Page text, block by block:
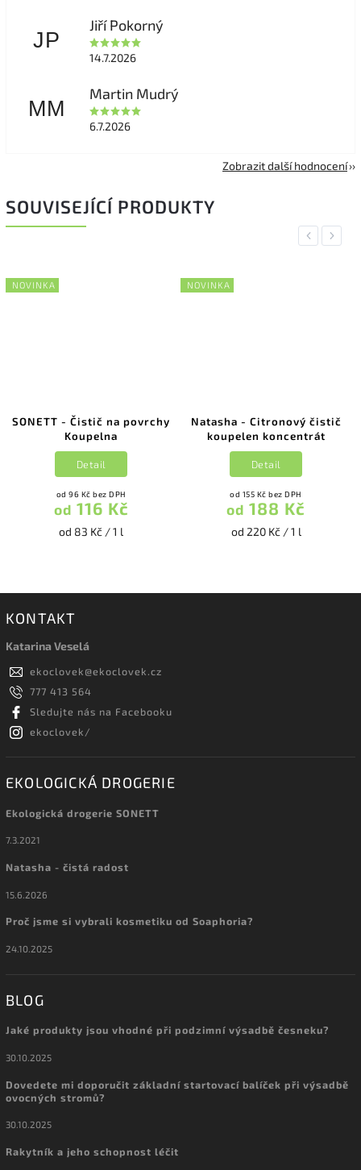
JP
Jiří Pokorný
14.7.2026
MM
Martin Mudrý
6.7.2026
Zobrazit další hodnocení
SOUVISEJÍCÍ PRODUKTY
Previous
NOVINKA
SONETT - Čistič na povrchy
Koupelna
od 96 Kč bez DPH
od 116 Kč
od 83 Kč / 1 l
Detail
NOVINKA
Natasha - Citronový čistič
koupelen koncentrát
od 155 Kč bez DPH
od 188 Kč
od 220 Kč / 1 l
Detail
Next
KONTAKT
Katarina Veselá
ekoclovek@ekoclovek.cz
777 413 564
Sledujte nás na Facebooku
ekoclovek/
EKOLOGICKÁ DROGERIE
Ekologická drogerie SONETT
7.3.2021
Natasha - čistá radost
15.6.2026
Proč jsme si vybrali kosmetiku od Soaphoria?
24.10.2025
BLOG
Jaké produkty jsou vhodné při podzimní výsadbě česneku?
30.10.2025
Dovedete mi doporučit základní startovací balíček při výsadbě
ovocných stromů?
30.10.2025
Rakytník a jeho schopnost léčit